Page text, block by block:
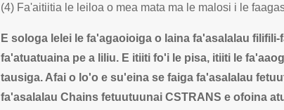
(4) Fa'aitiitia le leiloa o mea mata ma le malosi i le
E sologa lelei le fa'agaoioiga o laina fa'asalalau
fa'atuatuaina pe a liliu. E itiiti fo'i le pisa, itiiti le
tausiga. Afai o lo'o e su'eina se faiga fa'asalalau
fa'asalalau Chains fetuutuunai CSTRANS e ofoina